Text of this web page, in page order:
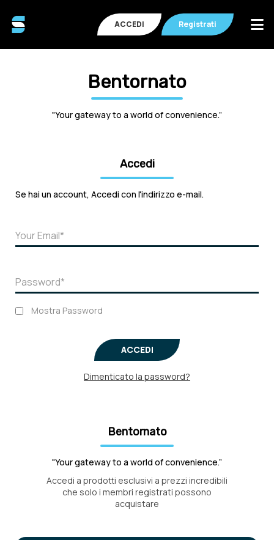
ACCEDI Registrati
Bentornato
"Your gateway to a world of convenience.”
Accedi
Se hai un account, Accedi con l'indirizzo e-mail.
Mostra Password
ACCEDI
Dimenticato la password?
Bentornato
"Your gateway to a world of convenience.”
Accedi a prodotti esclusivi a prezzi incredibili
che solo i membri registrati possono
acquistare